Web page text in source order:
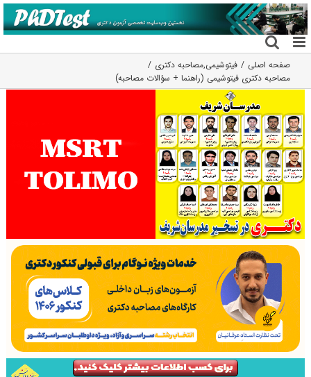
رفتن
به
محتوا
صفحه اصلی فیتوشیمی,مصاحبه دکتری
مصاحبه دکتری فیتوشیمی (راهنما + سؤالات مصاحبه)